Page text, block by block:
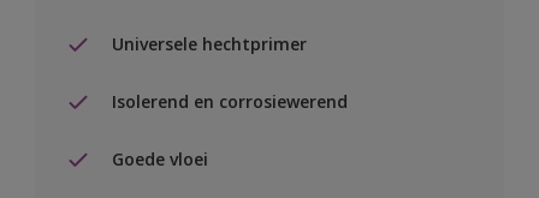
Universele hechtprimer
Isolerend en corrosiewerend
Goede vloei